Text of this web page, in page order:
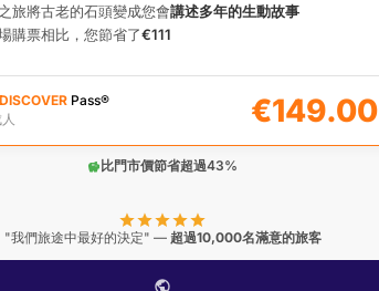
旅將古老的石頭變成您會講述多年的生動故事
購票相比，您節省了€111
DISCOVER Pass®
€149.00
比門市價節省超過43%
"我們旅途中最好的決定" — 超過10,000名滿意的旅客